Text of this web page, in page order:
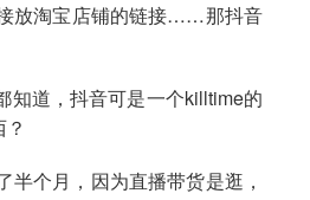
放淘宝店铺的链接……那抖音
知道，抖音可是一个killtime的
个月，因为直播带货是逛，